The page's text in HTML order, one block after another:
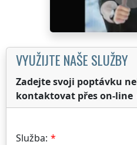
VYUŽIJTE NAŠE SLUŽBY
Zadejte svoji poptávku
kontaktovat přes on-line
Služba: